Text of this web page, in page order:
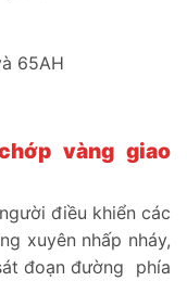
65AH
vàng giao
điều khiển các
xuyên nhấp nháy,
đoạn đường phía